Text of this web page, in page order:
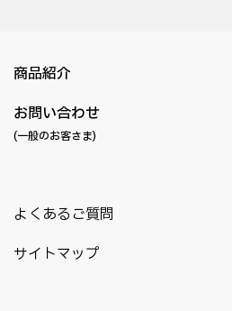
商品紹介
お問い合わせ
(一般のお客さま)
よくあるご質問
サイトマップ